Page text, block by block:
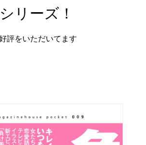
リーズ！
評をいただいてます